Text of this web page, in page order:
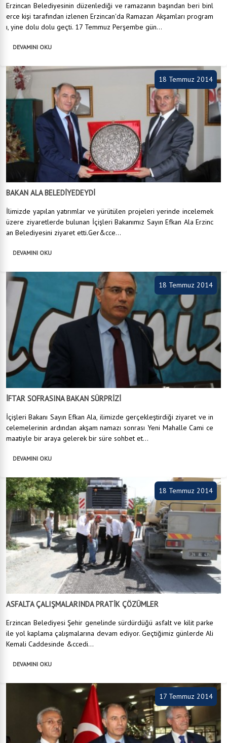
Erzincan Belediyesinin düzenlediği ve ramazanın başından beri binl
erce kişi tarafından izlenen Erzincan'da Ramazan Akşamları program
ı, yine dolu dolu geçti. 17 Temmuz Perşembe gün...
DEVAMINI OKU
18 Temmuz 2014
BAKAN ALA BELEDİYEDEYDİ
İlimizde yapılan yatırımlar ve yürütülen projeleri yerinde incelemek
üzere ziyaretlerde bulunan İçişleri Bakanımız Sayın Efkan Ala Erzinc
an Belediyesini ziyaret etti.Ger&cce...
DEVAMINI OKU
18 Temmuz 2014
İFTAR SOFRASINA BAKAN SÜRPRİZİ
İçişleri Bakanı Sayın Efkan Ala, ilimizde gerçekleştirdiği ziyaret ve in
celemelerinin ardından akşam namazı sonrası Yeni Mahalle Cami ce
maatiyle bir araya gelerek bir süre sohbet et...
DEVAMINI OKU
18 Temmuz 2014
ASFALTA ÇALIŞMALARINDA PRATİK ÇÖZÜMLER
Erzincan Belediyesi Şehir genelinde sürdürdüğü asfalt ve kilit parke
ile yol kaplama çalışmalarına devam ediyor. Geçtiğimiz günlerde Ali
Kemali Caddesinde &ccedi...
DEVAMINI OKU
17 Temmuz 2014